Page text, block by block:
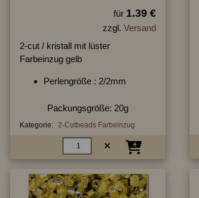
für 1.39 €
zzgl. Versand
2-cut / kristall mit lüster
Farbeinzug gelb
Perlengröße : 2/2mm
Packungsgröße: 20g
Kategorie: 2-Cutbeads Farbeinzug